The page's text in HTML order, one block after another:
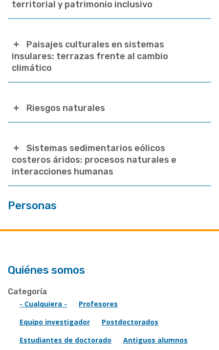
territorial y patrimonio inclusivo
Paisajes culturales en sistemas
insulares: terrazas frente al cambio
climático
Riesgos naturales
Sistemas sedimentarios eólicos
costeros áridos: procesos naturales e
interacciones humanas
Personas
Quiénes somos
Categoría
- Cualquiera -
Profesores
Equipo investigador
Postdoctorados
Estudiantes de doctorado
Antiguos alumnos